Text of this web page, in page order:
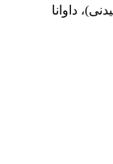
داوانا